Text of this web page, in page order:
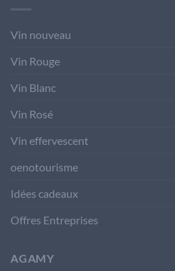
Vin nouveau
Vin Rouge
Vin Blanc
Vin Rosé
Vin effervescent
oenotourisme
Idées cadeaux
Offres Entreprises
AGAMY